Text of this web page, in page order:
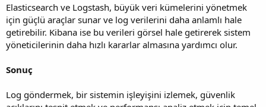
Elasticsearch ve Logstash, büyük veri kümelerini yönetmek
için güçlü araçlar sunar ve log verilerini daha anlamlı hale
getirebilir. Kibana ise bu verileri görsel hale getirerek sistem
yöneticilerinin daha hızlı kararlar almasına yardımcı olur.
Sonuç
Log göndermek, bir sistemin işleyişini izlemek, güvenlik